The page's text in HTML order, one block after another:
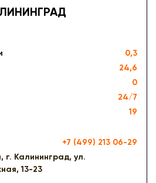
0,3
24,6
0
24/7
19
+7 (499) 213 06-29
г. Калининград, ул.
13-23